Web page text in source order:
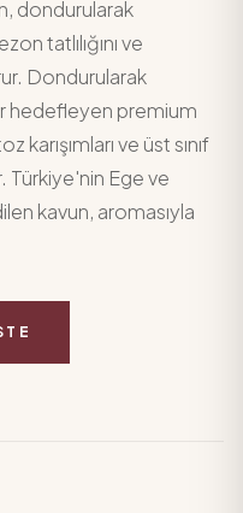
dondurularak
tatlılığını ve
Dondurularak
hedefleyen premium
karışımları ve üst sınıf
Türkiye'nin Ege ve
kavun, aromasıyla